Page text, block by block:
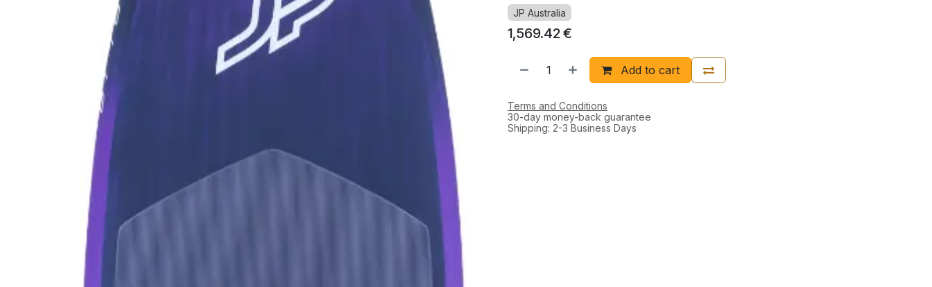
JP Australia
1,569.42€
Add to cart
Terms and Conditions
30-day money-back guarantee
Shipping: 2-3 Business Days